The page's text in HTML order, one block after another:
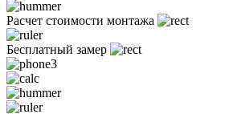
Расчет стоимости монтажа
Бесплатный замер